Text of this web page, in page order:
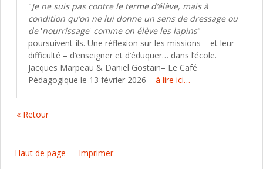
"Je ne suis pas contre le terme d’élève, mais à
condition qu’on ne lui donne un sens de dressage ou
de 'nourrissage' comme on élève les lapins"
poursuivent-ils. Une réflexion sur les missions – et leur
difficulté – d’enseigner et d’éduquer… dans l’école.
Jacques Marpeau & Daniel Gostain– Le Café
Pédagogique le 13 février 2026 – à lire ici…
« Retour
Haut de page Imprimer